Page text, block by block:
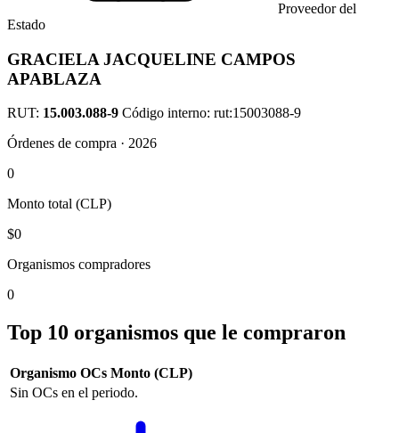
Proveedor del
Estado
GRACIELA JACQUELINE CAMPOS
APABLAZA
RUT: 15.003.088-9 Código interno: rut:15003088-9
Órdenes de compra · 2026
0
Monto total (CLP)
$0
Organismos compradores
0
Top 10 organismos que le compraron
Organismo OCs Monto (CLP)
Sin OCs en el periodo.